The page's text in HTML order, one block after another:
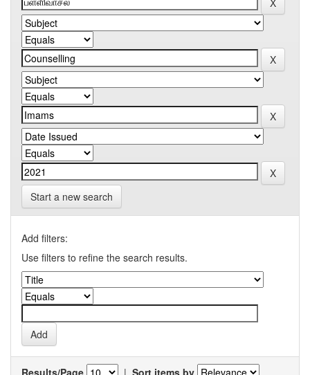
Start a new search
Add filters:
Use filters to refine the search results.
Results/Page | Sort items by